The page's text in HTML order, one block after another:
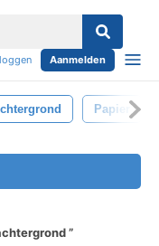
Aanmelden
Papier